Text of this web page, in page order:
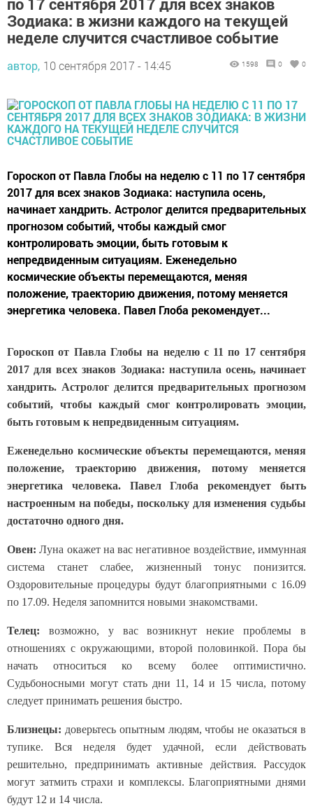
Зодиака: в жизни каждого на текущей
неделе случится счастливое событие
автор, 10 сентября 2017 - 14:45 1598 0 0
Гороскоп от Павла Глобы на неделю с 11 по 17 сентября
2017 для всех знаков Зодиака: наступила осень,
начинает хандрить. Астролог делится предварительных
прогнозом событий, чтобы каждый смог
контролировать эмоции, быть готовым к
непредвиденным ситуациям. Еженедельно
космические объекты перемещаются, меняя
положение, траекторию движения, потому меняется
энергетика человека. Павел Глоба рекомендует...
Гороскоп от Павла Глобы на неделю с 11 по 17 сентября
2017 для всех знаков Зодиака: наступила осень, начинает
хандрить. Астролог делится предварительных прогнозом
событий, чтобы каждый смог контролировать эмоции,
быть готовым к непредвиденным ситуациям.
Еженедельно космические объекты перемещаются, меняя
положение, траекторию движения, потому меняется
энергетика человека. Павел Глоба рекомендует быть
настроенным на победы, поскольку для изменения судьбы
достаточно одного дня.
Овен: Луна окажет на вас негативное воздействие, иммунная
система станет слабее, жизненный тонус понизится.
Оздоровительные процедуры будут благоприятными с 16.09
по 17.09. Неделя запомнится новыми знакомствами.
Телец: возможно, у вас возникнут некие проблемы в
отношениях с окружающими, второй половинкой. Пора бы
начать относиться ко всему более оптимистично.
Судьбоносными могут стать дни 11, 14 и 15 числа, потому
следует принимать решения быстро.
Близнецы: доверьтесь опытным людям, чтобы не оказаться в
тупике. Вся неделя будет удачной, если действовать
решительно, предпринимать активные действия. Рассудок
могут затмить страхи и комплексы. Благоприятными днями
будут 12 и 14 числа.